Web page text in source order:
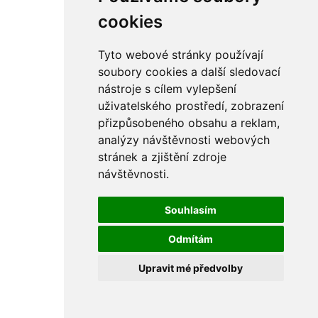
cookies
Tyto webové stránky používají
soubory cookies a další sledovací
nástroje s cílem vylepšení
uživatelského prostředí, zobrazení
přizpůsobeného obsahu a reklam,
analýzy návštěvnosti webových
stránek a zjištění zdroje
návštěvnosti.
Souhlasím
Odmítám
Upravit mé předvolby
řetězy
ostatní části
sekundární
sání
sedla
spojovací materiál
matice
podložky
pojistné kroužky
šrouby
výbava
výfuky a kolena
bowdeny a lanka
filtry
gufera